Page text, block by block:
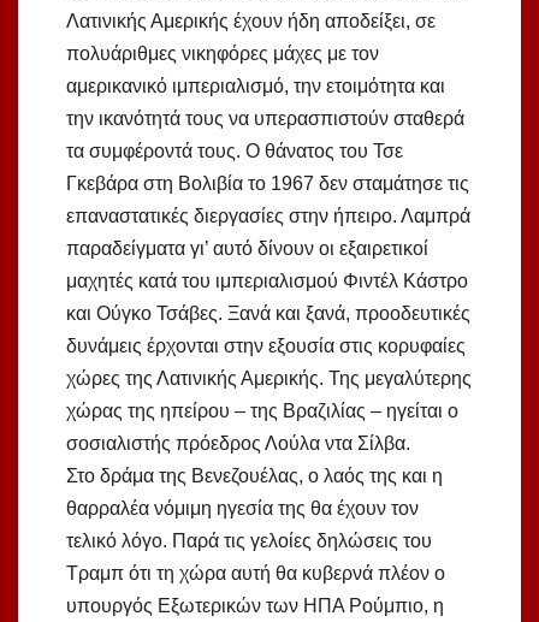
Λατινικής Αμερικής έχουν ήδη αποδείξει, σε
πολυάριθμες νικηφόρες μάχες με τον
αμερικανικό ιμπεριαλισμό, την ετοιμότητα και
την ικανότητά τους να υπερασπιστούν σταθερά
τα συμφέροντά τους. Ο θάνατος του Τσε
Γκεβάρα στη Βολιβία το 1967 δεν σταμάτησε τις
επαναστατικές διεργασίες στην ήπειρο. Λαμπρά
παραδείγματα γι’ αυτό δίνουν οι εξαιρετικοί
μαχητές κατά του ιμπεριαλισμού Φιντέλ Κάστρο
και Ούγκο Τσάβες. Ξανά και ξανά, προοδευτικές
δυνάμεις έρχονται στην εξουσία στις κορυφαίες
χώρες της Λατινικής Αμερικής. Της μεγαλύτερης
χώρας της ηπείρου – της Βραζιλίας – ηγείται ο
σοσιαλιστής πρόεδρος Λούλα ντα Σίλβα.
Στο δράμα της Βενεζουέλας, ο λαός της και η
θαρραλέα νόμιμη ηγεσία της θα έχουν τον
τελικό λόγο. Παρά τις γελοίες δηλώσεις του
Τραμπ ότι τη χώρα αυτή θα κυβερνά πλέον ο
υπουργός Εξωτερικών των ΗΠΑ Ρούμπιο, η